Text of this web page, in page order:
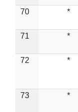
70 *
71 *
72 *
73 *